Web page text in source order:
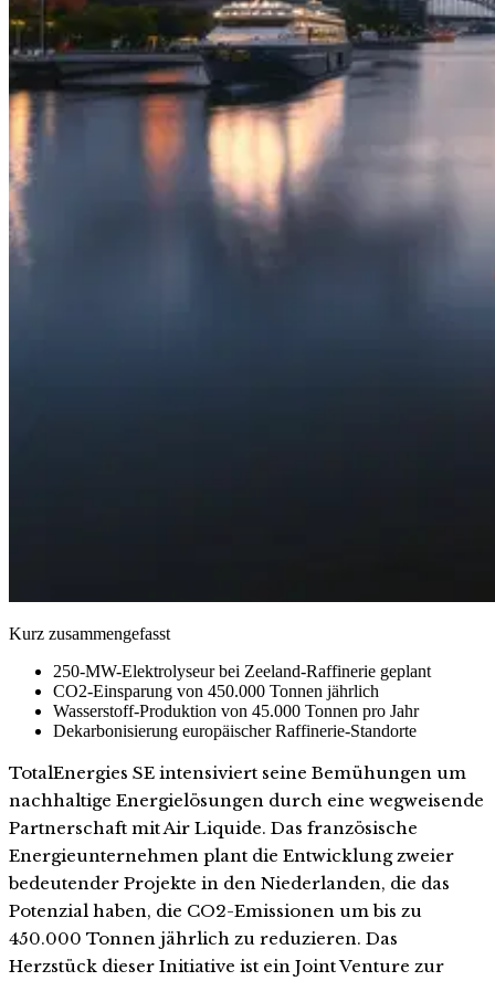
Kurz zusammengefasst
250-MW-Elektrolyseur bei Zeeland-Raffinerie geplant
CO2-Einsparung von 450.000 Tonnen jährlich
Wasserstoff-Produktion von 45.000 Tonnen pro Jahr
Dekarbonisierung europäischer Raffinerie-Standorte
TotalEnergies SE intensiviert seine Bemühungen um
nachhaltige Energielösungen durch eine wegweisende
Partnerschaft mit Air Liquide. Das französische
Energieunternehmen plant die Entwicklung zweier
bedeutender Projekte in den Niederlanden, die das
Potenzial haben, die CO2-Emissionen um bis zu
450.000 Tonnen jährlich zu reduzieren. Das
Herzstück dieser Initiative ist ein Joint Venture zur